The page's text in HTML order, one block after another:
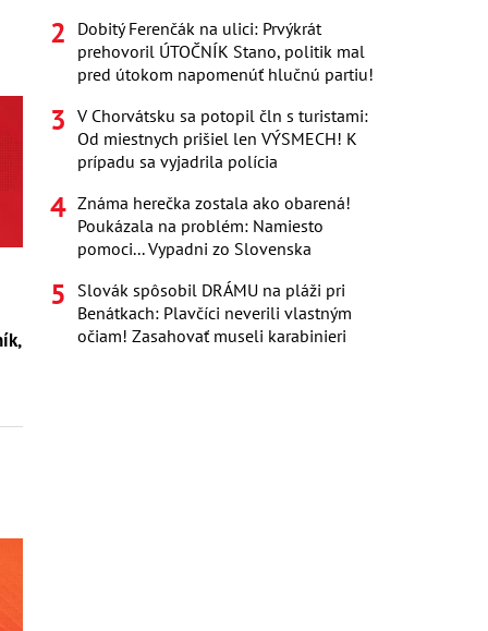
Dobitý Ferenčák na ulici: Prvýkrát
prehovoril ÚTOČNÍK Stano, politik mal
pred útokom napomenúť hlučnú partiu!
V Chorvátsku sa potopil čln s turistami:
Od miestnych prišiel len VÝSMECH! K
prípadu sa vyjadrila polícia
Známa herečka zostala ako obarená!
Poukázala na problém: Namiesto
pomoci... Vypadni zo Slovenska
Slovák spôsobil DRÁMU na pláži pri
Benátkach: Plavčíci neverili vlastným
očiam! Zasahovať museli karabinieri